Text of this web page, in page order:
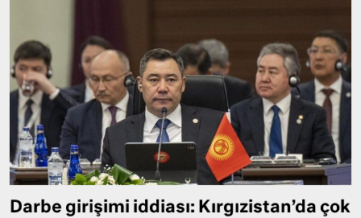
Darbe girişimi iddiası: Kırgızistan’da çok